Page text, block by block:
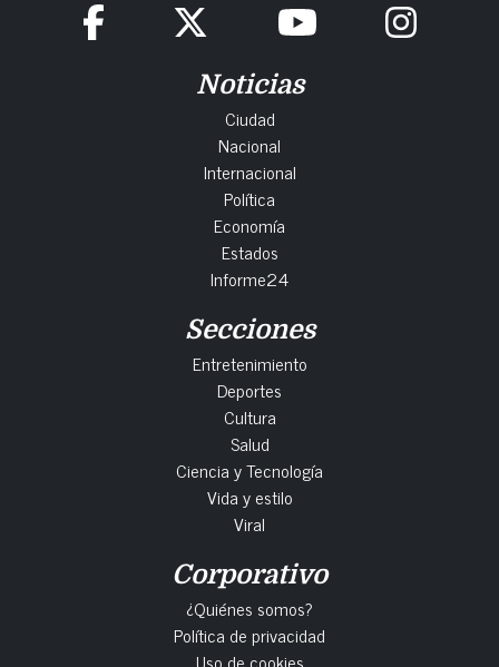
Noticias
Ciudad
Nacional
Internacional
Política
Economía
Estados
Informe24
Secciones
Entretenimiento
Deportes
Cultura
Salud
Ciencia y Tecnología
Vida y estilo
Viral
Corporativo
¿Quiénes somos?
Política de privacidad